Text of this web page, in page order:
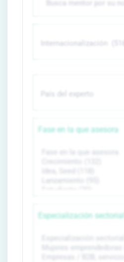
Fase en la que asesora
Especialización sectorial